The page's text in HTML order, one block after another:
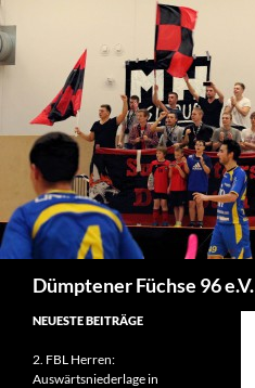
Dümptener Füchse 96 e.V.
NEUESTE BEITRÄGE
2. FBL Herren:
Auswärtsniederlage in